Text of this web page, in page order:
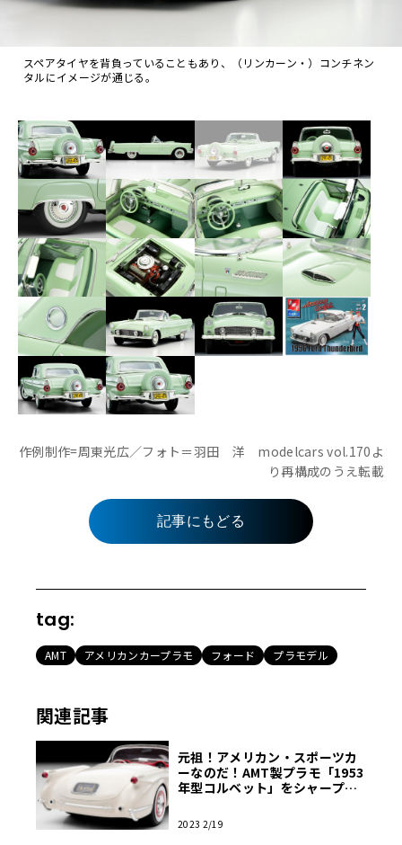
スペアタイヤを背負っていることもあり、（リンカーン・）コンチネン
タルにイメージが通じる。
作例制作=周東光広／フォト＝羽田 洋 modelcars vol.170よ
り再構成のうえ転載
記事にもどる
tag:
AMT アメリカンカープラモ フォード プラモデル
関連記事
元祖！アメリカン・スポーツカ
ーなのだ！AMT製プラモ「1953
年型コルベット」をシャープに
2023 2/19